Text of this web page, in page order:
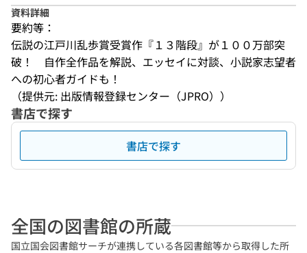
資料詳細
要約等：
伝説の江戸川乱歩賞受賞作『１３階段』が１００万部突
破！　自作全作品を解説、エッセイに対談、小説家志望者
への初心者ガイドも！
（提供元: 出版情報登録センター（JPRO））
書店で探す
書店で探す
全国の図書館の所蔵
国立国会図書館サーチが連携している各図書館等から取得した所